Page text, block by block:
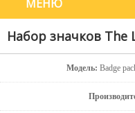
МЕНЮ
Набор значков The
Модель: Badge